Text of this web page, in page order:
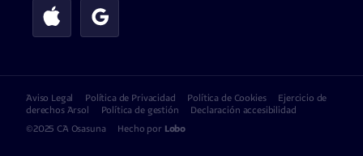
Aviso Legal Política de Privacidad Política de Cookies
Ejercicio de
derechos Arsol
Política de gestión
Declaración accesibilidad
©2025 CA Osasuna
Hecho por Lobo